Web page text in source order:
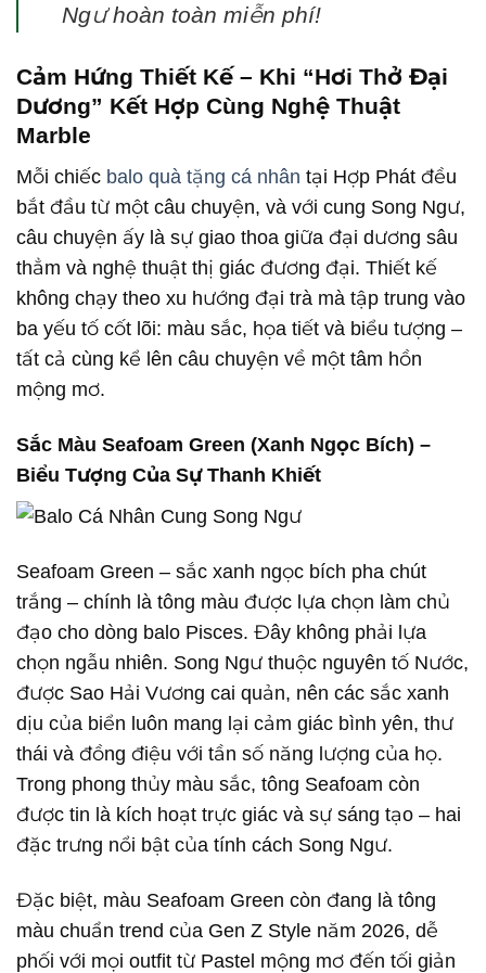
Ngư hoàn toàn miễn phí!
Cảm Hứng Thiết Kế – Khi “Hơi Thở Đại
Dương” Kết Hợp Cùng Nghệ Thuật
Marble
Mỗi chiếc balo quà tặng cá nhân tại Hợp Phát đều
bắt đầu từ một câu chuyện, và với cung Song Ngư,
câu chuyện ấy là sự giao thoa giữa đại dương sâu
thẳm và nghệ thuật thị giác đương đại. Thiết kế
không chạy theo xu hướng đại trà mà tập trung vào
ba yếu tố cốt lõi: màu sắc, họa tiết và biểu tượng –
tất cả cùng kể lên câu chuyện về một tâm hồn
mộng mơ.
Sắc Màu Seafoam Green (Xanh Ngọc Bích) –
Biểu Tượng Của Sự Thanh Khiết
Seafoam Green – sắc xanh ngọc bích pha chút
trắng – chính là tông màu được lựa chọn làm chủ
đạo cho dòng balo Pisces. Đây không phải lựa
chọn ngẫu nhiên. Song Ngư thuộc nguyên tố Nước,
được Sao Hải Vương cai quản, nên các sắc xanh
dịu của biển luôn mang lại cảm giác bình yên, thư
thái và đồng điệu với tần số năng lượng của họ.
Trong phong thủy màu sắc, tông Seafoam còn
được tin là kích hoạt trực giác và sự sáng tạo – hai
đặc trưng nổi bật của tính cách Song Ngư.
Đặc biệt, màu Seafoam Green còn đang là tông
màu chuẩn trend của Gen Z Style năm 2026, dễ
phối với mọi outfit từ Pastel mộng mơ đến tối giản